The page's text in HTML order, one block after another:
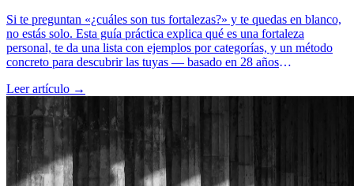
Si te preguntan «¿cuáles son tus fortalezas?» y te quedas en blanco,
no estás solo. Esta guía práctica explica qué es una fortaleza
personal, te da una lista con ejemplos por categorías, y un método
concreto para descubrir las tuyas — basado en 28 años
Leer artículo →